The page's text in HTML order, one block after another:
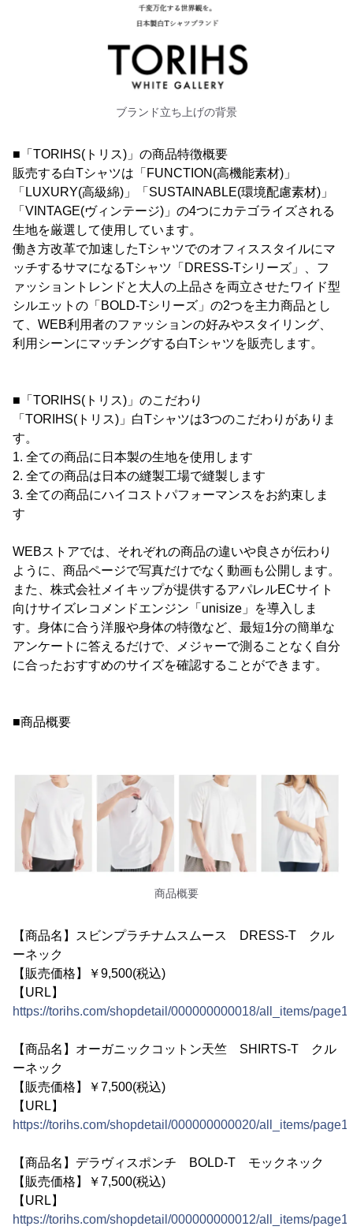
ブランド立ち上げの背景
■「TORIHS(トリス)」の商品特徴概要
販売する白Tシャツは「FUNCTION(高機能素材)」
「LUXURY(高級綿)」「SUSTAINABLE(環境配慮素材)」
「VINTAGE(ヴィンテージ)」の4つにカテゴライズされる
生地を厳選して使用しています。
働き方改革で加速したTシャツでのオフィススタイルにマ
ッチするサマになるTシャツ「DRESS-Tシリーズ」、フ
ァッショントレンドと大人の上品さを両立させたワイド型
シルエットの「BOLD-Tシリーズ」の2つを主力商品とし
て、WEB利用者のファッションの好みやスタイリング、
利用シーンにマッチングする白Tシャツを販売します。
■「TORIHS(トリス)」のこだわり
「TORIHS(トリス)」白Tシャツは3つのこだわりがありま
す。
1. 全ての商品に日本製の生地を使用します
2. 全ての商品は日本の縫製工場で縫製します
3. 全ての商品にハイコストパフォーマンスをお約束しま
す
WEBストアでは、それぞれの商品の違いや良さが伝わり
ように、商品ページで写真だけでなく動画も公開します。
また、株式会社メイキップが提供するアパレルECサイト
向けサイズレコメンドエンジン「unisize」を導入しま
す。身体に合う洋服や身体の特徴など、最短1分の簡単な
アンケートに答えるだけで、メジャーで測ることなく自分
に合ったおすすめのサイズを確認することができます。
■商品概要
商品概要
【商品名】スビンプラチナムスムース DRESS-T クル
ーネック
【販売価格】￥9,500(税込)
【URL】
https://torihs.com/shopdetail/000000000018/all_items/
【商品名】オーガニックコットン天竺 SHIRTS-T クル
ーネック
【販売価格】￥7,500(税込)
【URL】
https://torihs.com/shopdetail/000000000020/all_items/
【商品名】デラヴィスポンチ BOLD-T モックネック
【販売価格】￥7,500(税込)
【URL】
https://torihs.com/shopdetail/000000000012/all_items/